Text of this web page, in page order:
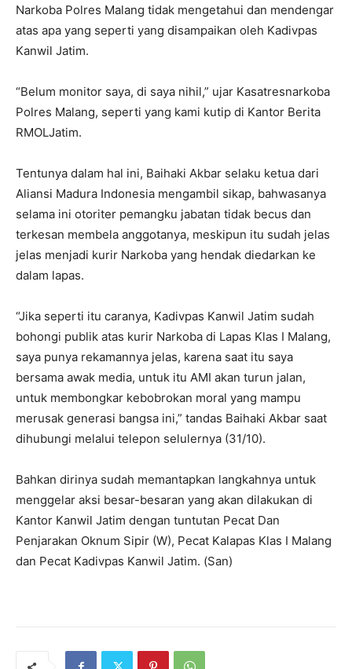
Narkoba Polres Malang tidak mengetahui dan mendengar
atas apa yang seperti yang disampaikan oleh Kadivpas
Kanwil Jatim.
“Belum monitor saya, di saya nihil,” ujar Kasatresnarkoba
Polres Malang, seperti yang kami kutip di Kantor Berita
RMOLJatim.
Tentunya dalam hal ini, Baihaki Akbar selaku ketua dari
Aliansi Madura Indonesia mengambil sikap, bahwasanya
selama ini otoriter pemangku jabatan tidak becus dan
terkesan membela anggotanya, meskipun itu sudah jelas
jelas menjadi kurir Narkoba yang hendak diedarkan ke
dalam lapas.
“Jika seperti itu caranya, Kadivpas Kanwil Jatim sudah
bohongi publik atas kurir Narkoba di Lapas Klas I Malang,
saya punya rekamannya jelas, karena saat itu saya
bersama awak media, untuk itu AMI akan turun jalan,
untuk membongkar kebobrokan moral yang mampu
merusak generasi bangsa ini,” tandas Baihaki Akbar saat
dihubungi melalui telepon selulernya (31/10).
Bahkan dirinya sudah memantapkan langkahnya untuk
menggelar aksi besar-besaran yang akan dilakukan di
Kantor Kanwil Jatim dengan tuntutan Pecat Dan
Penjarakan Oknum Sipir (W), Pecat Kalapas Klas I Malang
dan Pecat Kadivpas Kanwil Jatim. (San)